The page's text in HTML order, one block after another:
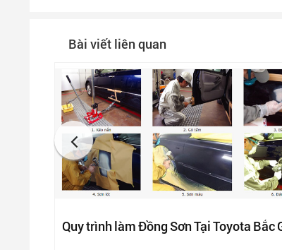
Bài viết liên quan
Quy trình làm Đồng Sơn Tại Toyota Bắc